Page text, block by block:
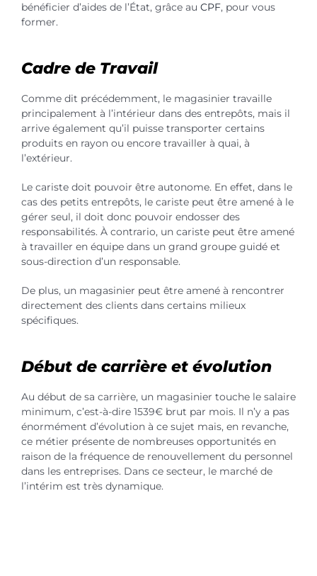
bénéficier d’aides de l’État, grâce au CPF, pour vous
former.
Cadre de Travail
Comme dit précédemment, le magasinier travaille
principalement à l’intérieur dans des entrepôts, mais il
arrive également qu’il puisse transporter certains
produits en rayon ou encore travailler à quai, à
l’extérieur.
Le cariste doit pouvoir être autonome. En effet, dans le
cas des petits entrepôts, le cariste peut être amené à le
gérer seul, il doit donc pouvoir endosser des
responsabilités. À contrario, un cariste peut être amené
à travailler en équipe dans un grand groupe guidé et
sous-direction d’un responsable.
De plus, un magasinier peut être amené à rencontrer
directement des clients dans certains milieux
spécifiques.
Début de carrière et évolution
Au début de sa carrière, un magasinier touche le salaire
minimum, c’est-à-dire 1539€ brut par mois. Il n’y a pas
énormément d’évolution à ce sujet mais, en revanche,
ce métier présente de nombreuses opportunités en
raison de la fréquence de renouvellement du personnel
dans les entreprises. Dans ce secteur, le marché de
l’intérim est très dynamique.